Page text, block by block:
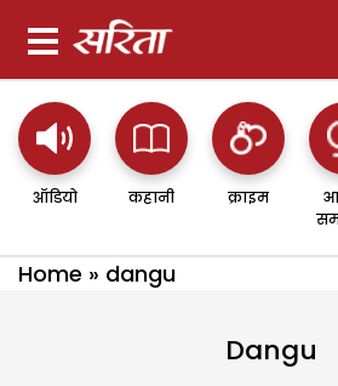
ऑडियो कहानी क्राइम
Home » dangu
Dangu